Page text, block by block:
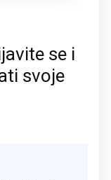
se i
svoje